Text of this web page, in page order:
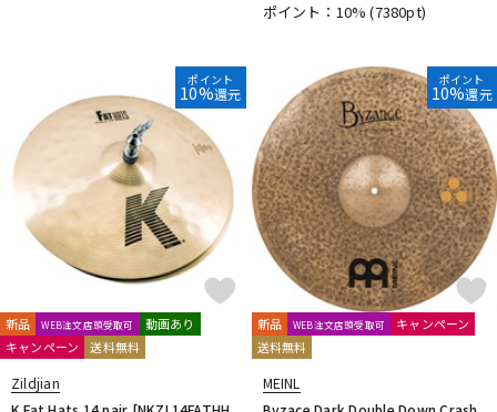
ポイント：10%(7380pt)
ポイント
10%還元
新品 WEB注文店頭受取可
動画あり
キャンペーン
送料無料
Zildjian
ポイント
10%還元
新品 WEB注文店頭受取可
キャンペーン
送料無料
MEINL